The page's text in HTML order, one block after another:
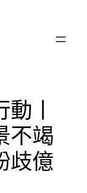
丨
不竭
歧億